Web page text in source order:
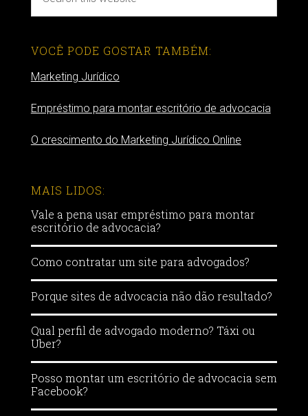
VOCÊ PODE GOSTAR TAMBÉM:
Marketing Jurídico
Empréstimo para montar escritório de advocacia
O crescimento do Marketing Jurídico Online
MAIS LIDOS:
Vale a pena usar empréstimo para montar
escritório de advocacia?
Como contratar um site para advogados?
Porque sites de advocacia não dão resultado?
Qual perfil de advogado moderno? Táxi ou
Uber?
Posso montar um escritório de advocacia sem
Facebook?